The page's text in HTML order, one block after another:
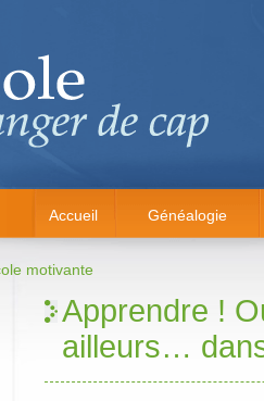
Accueil Généalogie
motivante
Apprendre !
ailleurs…